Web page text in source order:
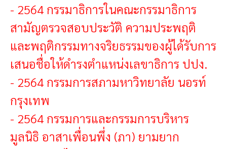
- 2564 กรรมาธิการในคณะกรรมาธิการ
สามัญตรวจสอบประวัติ ความประพฤติ
และพฤติกรรมทางจริยธรรมของผู้ได้รับการ
เสนอชื่อให้ดำรงตำแหน่งเลขาธิการ ปปง.
- 2564 กรรมการสภามหาวิทยาลัย นอรท์
กรุงเทพ
- 2564 กรรมการและกรรมการบริหาร
มูลนิธิ อาสาเพื่อนพึ่ง (ภา) ยามยาก